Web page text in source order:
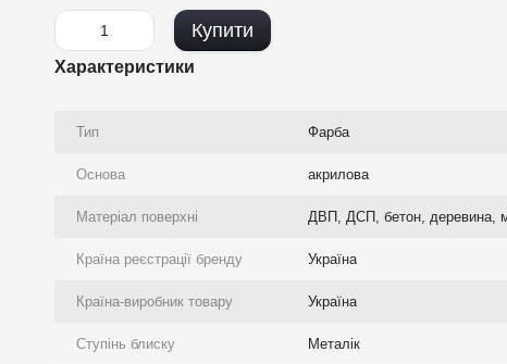
Купити
Характеристики
Тип Фарба
Основа акрилова
Матеріал поверхні ДВП, ДСП, бетон, деревина,
Країна реєстрації бренду Україна
Країна-виробник товару Україна
Ступінь блиску Металік